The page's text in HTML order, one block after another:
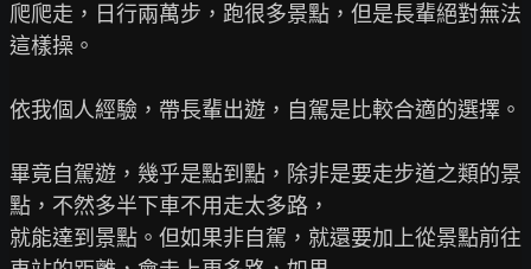
爬爬走，日行兩萬步，跑很多景點，但是長輩絕對無法
這樣操。
依我個人經驗，帶長輩出遊，自駕是比較合適的選擇。
畢竟自駕遊，幾乎是點到點，除非是要走步道之類的景
點，不然多半下車不用走太多路，
就能達到景點。但如果非自駕，就還要加上從景點前往